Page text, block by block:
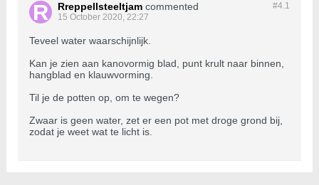
#4.1
Rreppellsteeltjam commented
15 October 2020, 22:27
Teveel water waarschijnlijk.
Kan je zien aan kanovormig blad, punt krult naar binnen,
hangblad en klauwvorming.
Til je de potten op, om te wegen?
Zwaar is geen water, zet er een pot met droge grond bij,
zodat je weet wat te licht is.